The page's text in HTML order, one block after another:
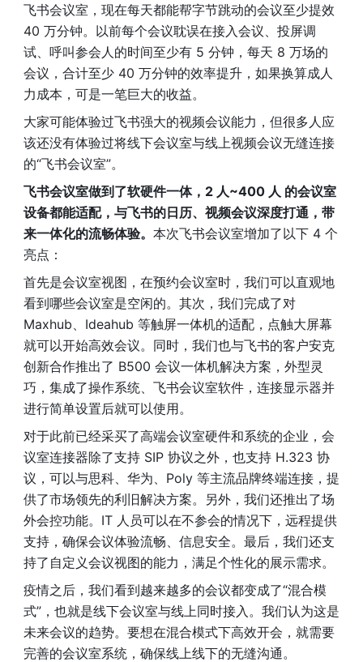
飞书会议室，现在每天都能帮字节跳动的会议至少提效
40 万分钟。以前每个会议耽误在接入会议、投屏调
试、呼叫参会人的时间至少有 5 分钟，每天 8 万场的
会议，合计至少 40 万分钟的效率提升，如果换算成人
力成本，可是一笔巨大的收益。
大家可能体验过飞书强大的视频会议能力，但很多人应
该还没有体验过将线下会议室与线上视频会议无缝连接
的“飞书会议室”。
飞书会议室做到了软硬件一体，2 人~400 人 的会议室
设备都能适配，与飞书的日历、视频会议深度打通，带
来一体化的流畅体验。 本次飞书会议室增加了以下 4 个
亮点：
首先是会议室视图，在预约会议室时，我们可以直观地
看到哪些会议室是空闲的。其次，我们完成了对
Maxhub、Ideahub 等触屏一体机的适配，点触大屏幕
就可以开始高效会议。同时，我们也与飞书的客户安克
创新合作推出了 B500 会议一体机解决方案，外型灵
巧，集成了操作系统、飞书会议室软件，连接显示器并
进行简单设置后就可以使用。
对于此前已经采买了高端会议室硬件和系统的企业，会
议室连接器除了支持 SIP 协议之外，也支持 H.323 协
议，可以与思科、华为、Poly 等主流品牌终端连接，提
供了市场领先的利旧解决方案。另外，我们还推出了场
外会控功能。IT 人员可以在不参会的情况下，远程提供
支持，确保会议体验流畅、信息安全。最后，我们还支
持了自定义会议视图的能力，满足个性化的展示需求。
疫情之后，我们看到越来越多的会议都变成了“混合模
式”，也就是线下会议室与线上同时接入。我们认为这是
未来会议的趋势。要想在混合模式下高效开会，就需要
完善的会议室系统，确保线上线下的无缝沟通。